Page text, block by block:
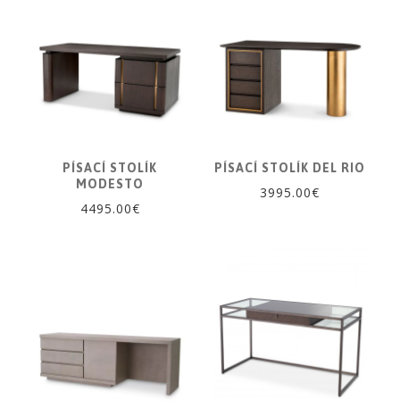
PÍSACÍ STOLÍK
MODESTO
4495.00€
PÍSACÍ STOLÍK DEL RIO
3995.00€